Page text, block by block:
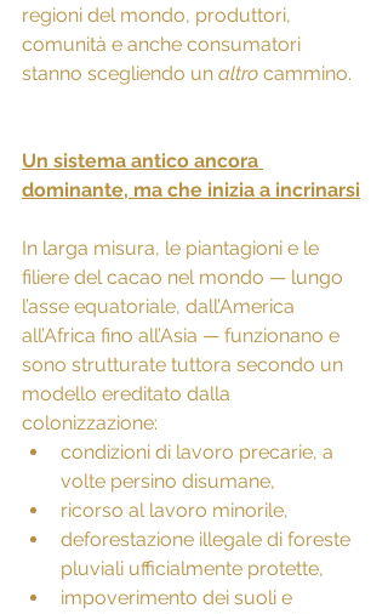
regioni del mondo, produttori,
comunità e anche consumatori
stanno scegliendo un altro cammino.
Un sistema antico ancora
dominante, ma che inizia a incrinarsi
In larga misura, le piantagioni e le
filiere del cacao nel mondo — lungo
l’asse equatoriale, dall’America
all’Africa fino all’Asia — funzionano e
sono strutturate tuttora secondo un
modello ereditato dalla
colonizzazione:
condizioni di lavoro precarie, a
volte persino disumane,
ricorso al lavoro minorile,
deforestazione illegale di foreste
pluviali ufficialmente protette,
impoverimento dei suoli e